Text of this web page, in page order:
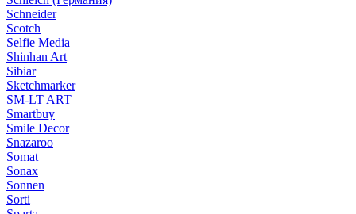
Schneider
Scotch
Selfie Media
Shinhan Art
Sibiar
Sketchmarker
SM-LT ART
Smartbuy
Smile Decor
Snazaroo
Somat
Sonax
Sonnen
Sorti